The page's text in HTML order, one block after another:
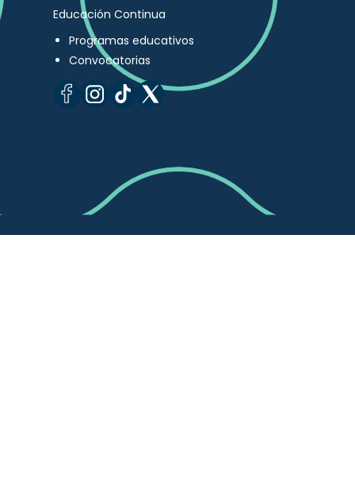
Educación Continua
Programas educativos
Convocatorias